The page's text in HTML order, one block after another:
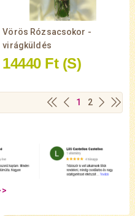
Vörös Rózsacsokor -
virágküldés
14440 Ft (S)
1 2